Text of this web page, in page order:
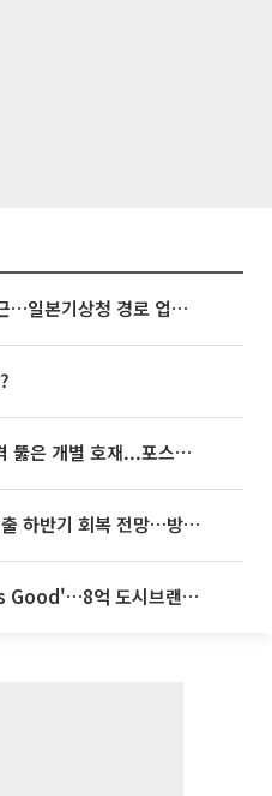
태풍 '돌핀' 오키나와 접근…일본기상청 경로 업데이트
[증시키워드] 반도체 충격 뚫은 개별 호재...포스코퓨처엠·에코프로·한화솔루션 '눈길'
iM "LIG D&A, 천궁-II 매출 하반기 회복 전망…방산 톱픽 유지"
브랜드, 용산 대통령실 CI 업체가 수행